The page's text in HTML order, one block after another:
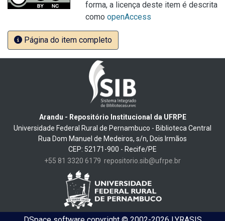
forma, a licença deste item é descrita
como openAccess
Página do item completo
Arandu - Repositório Institucional da UFRPE
Universidade Federal Rural de Pernambuco - Biblioteca Central
Rua Dom Manuel de Medeiros, s/n, Dois Irmãos
CEP: 52171-900 - Recife/PE
+55 81 3320 6179 repositorio.sib@ufrpe.br